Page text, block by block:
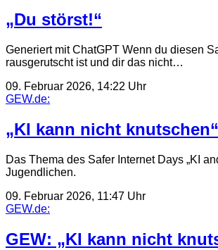
„Du störst!“
Generiert mit ChatGPT Wenn du diesen
rausgerutscht ist und dir das nicht…
09. Februar 2026, 14:22 Uhr
GEW.de:
„KI kann nicht knutschen“
Das Thema des Safer Internet Days „KI
Jugendlichen.
09. Februar 2026, 11:47 Uhr
GEW.de:
GEW: „KI kann nicht